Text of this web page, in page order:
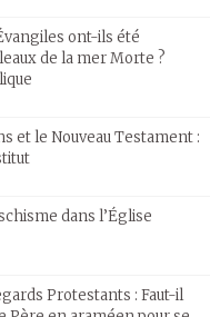
ont-ils été
de la mer Morte ?
et le Nouveau Testament :
dans l’Église
Protestants : Faut-il